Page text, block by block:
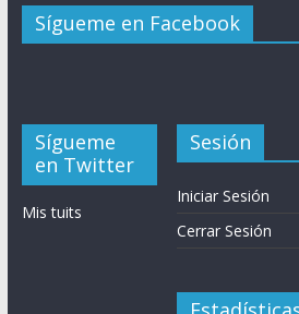
Sígueme en Facebook
Sígueme
en Twitter
Mis tuits
Sesión
Iniciar Sesión
Cerrar Sesión